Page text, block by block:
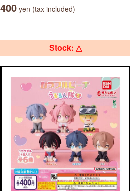
400 yen (tax included)
Stock: △